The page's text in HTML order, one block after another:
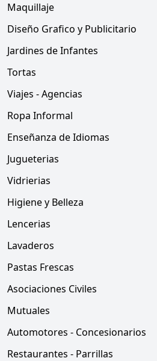
Maquillaje
Diseño Grafico y Publicitario
Jardines de Infantes
Tortas
Viajes - Agencias
Ropa Informal
Enseñanza de Idiomas
Jugueterias
Vidrierias
Higiene y Belleza
Lencerias
Lavaderos
Pastas Frescas
Asociaciones Civiles
Mutuales
Automotores - Concesionarios
Restaurantes - Parrillas